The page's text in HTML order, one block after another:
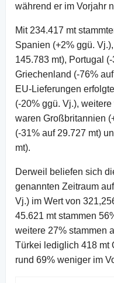
während er im Vorjahr
Mit 234.417 mt
Spanien (+2% ggü.
145.783 mt), Portugal
Griechenland (-76%
EU-Lieferungen
(-20% ggü. Vj.),
waren Großbritannien
(-31% auf 29.727 mt)
mt).
Derweil beliefen sich
genannten Zeitraum
Vj.) im Wert von
45.621 mt stammen
weitere 27% stammen
Türkei lediglich 418 mt
rund 69% weniger im